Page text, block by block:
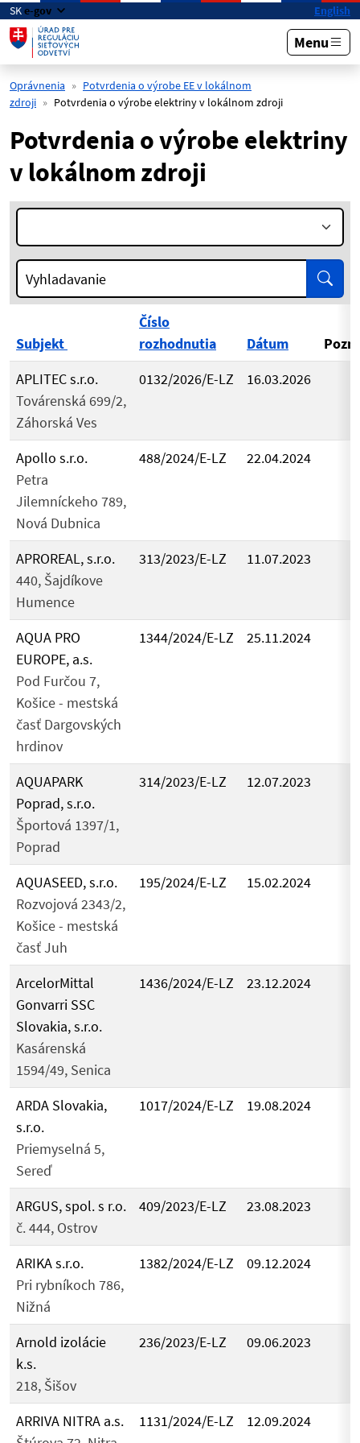
Preskočiť na hlavný obsah
SKe-gov English
Menu
Oprávnenia
Potvrdenia o výrobe EE v lokálnom
zdroji
Potvrdenia o výrobe elektriny v lokálnom zdroji
Potvrdenia o výrobe elektriny
v lokálnom zdroji
Rok:
Vyhladavanie
Subjekt
Číslo
rozhodnutia
Dátum
APLITEC s.r.o.
Továrenská 699/2,
Záhorská Ves
0132/2026/E-LZ 16.03.2026
Apollo s.r.o.
Petra
Jilemníckeho 789,
Nová Dubnica
488/2024/E-LZ 22.04.2024
APROREAL, s.r.o.
440, Šajdíkove
Humence
313/2023/E-LZ 11.07.2023
AQUA PRO
EUROPE, a.s.
Pod Furčou 7,
Košice - mestská
časť Dargovských
hrdinov
1344/2024/E-LZ 25.11.2024
AQUAPARK
Poprad, s.r.o.
Športová 1397/1,
Poprad
314/2023/E-LZ 12.07.2023
AQUASEED, s.r.o.
Rozvojová 2343/2,
Košice - mestská
časť Juh
195/2024/E-LZ 15.02.2024
ArcelorMittal
Gonvarri SSC
Slovakia, s.r.o.
Kasárenská
1594/49, Senica
1436/2024/E-LZ 23.12.2024
ARDA Slovakia,
s.r.o.
Priemyselná 5,
Sereď
1017/2024/E-LZ 19.08.2024
ARGUS, spol. s r.o.
č. 444, Ostrov
409/2023/E-LZ 23.08.2023
ARIKA s.r.o.
Pri rybníkoch 786,
Nižná
1382/2024/E-LZ 09.12.2024
Arnold izolácie
k.s.
218, Šišov
236/2023/E-LZ 09.06.2023
ARRIVA NITRA a.s.
1131/2024/E-LZ 12.09.2024